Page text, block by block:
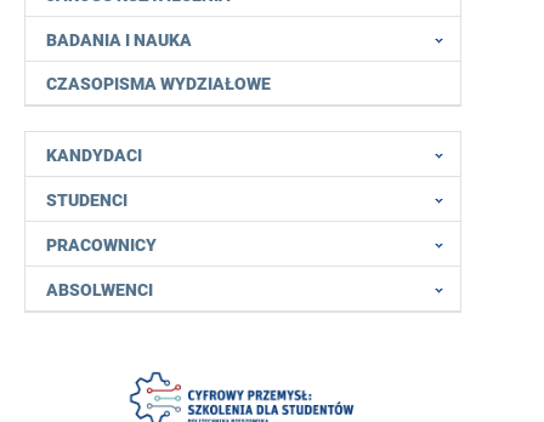
BADANIA I NAUKA
CZASOPISMA WYDZIAŁOWE
KANDYDACI
STUDENCI
PRACOWNICY
ABSOLWENCI